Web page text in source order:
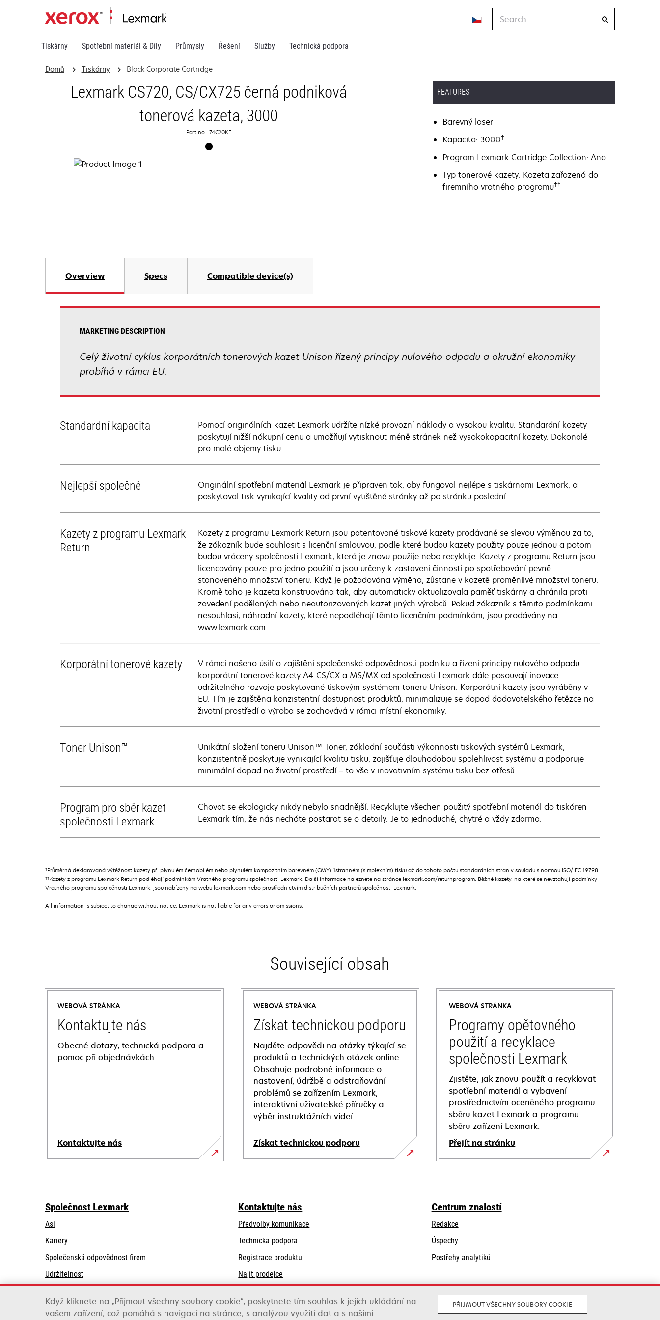
Tiskárny Spotřební materiál & Díly Průmysly Řešení Služby Technická podpora
Domů Tiskárny Black Corporate Cartridge
Lexmark CS720, CS/CX725 černá podniková
tonerová kazeta, 3000
Part no.: 74C20KE
FEATURES
Barevný laser
Kapacita: 3000†
Program Lexmark Cartridge Collection: Ano
Typ tonerové kazety: Kazeta zařazená do
firemního vratného programu††
Overview Specs Compatible device(s)
MARKETING DESCRIPTION
Celý životní cyklus korporátních tonerových kazet Unison řízený principy nulového odpadu a okružní ekonomiky
probíhá v rámci EU.
Standardní kapacita
Pomocí originálních kazet Lexmark udržíte nízké provozní náklady a vysokou kvalitu. Standardní kazety
poskytují nižší nákupní cenu a umožňují vytisknout méně stránek než vysokokapacitní kazety. Dokonalé
pro malé objemy tisku.
Nejlepší společně
Originální spotřební materiál Lexmark je připraven tak, aby fungoval nejlépe s tiskárnami Lexmark, a
poskytoval tisk vynikající kvality od první vytištěné stránky až po stránku poslední.
Kazety z programu Lexmark
Return
Kazety z programu Lexmark Return jsou patentované tiskové kazety prodávané se slevou výměnou za to,
že zákazník bude souhlasit s licenční smlouvou, podle které budou kazety použity pouze jednou a potom
budou vráceny společnosti Lexmark, která je znovu použije nebo recykluje. Kazety z programu Return jsou
licencovány pouze pro jedno použití a jsou určeny k zastavení činnosti po spotřebování pevně
stanoveného množství toneru. Když je požadována výměna, zůstane v kazetě proměnlivé množství toneru.
Kromě toho je kazeta konstruována tak, aby automaticky aktualizovala paměť tiskárny a chránila proti
zavedení padělaných nebo neautorizovaných kazet jiných výrobců. Pokud zákazník s těmito podmínkami
nesouhlasí, náhradní kazety, které nepodléhají těmto licenčním podmínkám, jsou prodávány na
www.lexmark.com.
Korporátní tonerové kazety
V rámci našeho úsilí o zajištění společenské odpovědnosti podniku a řízení principy nulového odpadu
korporátní tonerové kazety A4 CS/CX a MS/MX od společnosti Lexmark dále posouvají inovace
udržitelného rozvoje poskytované tiskovým systémem toneru Unison. Korporátní kazety jsou vyráběny v
EU. Tím je zajištěna konzistentní dostupnost produktů, minimalizuje se dopad dodavatelského řetězce na
životní prostředí a výroba se zachovává v rámci místní ekonomiky.
Toner Unison™
Unikátní složení toneru Unison™ Toner, základní součásti výkonnosti tiskových systémů Lexmark,
konzistentně poskytuje vynikající kvalitu tisku, zajišťuje dlouhodobou spolehlivost systému a podporuje
minimální dopad na životní prostředí – to vše v inovativním systému tisku bez otřesů.
Program pro sběr kazet
společnosti Lexmark
Chovat se ekologicky nikdy nebylo snadnější. Recyklujte všechen použitý spotřební materiál do tiskáren
Lexmark tím, že nás necháte postarat se o detaily. Je to jednoduché, chytré a vždy zdarma.
†Průměrná deklarovaná výtěžnost kazety při plynulém černobílém nebo plynulém kompozitním barevném (CMY) 1stranném (simplexním) tisku až do tohoto počtu standardních stran v souladu s normou ISO/IEC 19798.
††Kazety z programu Lexmark Return podléhají podmínkám Vratného programu společnosti Lexmark. Další informace naleznete na stránce lexmark.com/returnprogram. Běžné kazety, na které se nevztahují podmínky
Vratného programu společnosti Lexmark, jsou nabízeny na webu lexmark.com nebo prostřednictvím distribučních partnerů společnosti Lexmark.
All information is subject to change without notice. Lexmark is not liable for any errors or omissions.
Související obsah
WEBOVÁ STRÁNKA
Kontaktujte nás
Obecné dotazy, technická podpora a
pomoc při objednávkách.
Kontaktujte nás
WEBOVÁ STRÁNKA
Získat technickou podporu
Najděte odpovědi na otázky týkající se
produktů a technických otázek online.
Obsahuje podrobné informace o
nastavení, údržbě a odstraňování
problémů se zařízením Lexmark,
interaktivní uživatelské příručky a
výběr instruktážních videí.
Získat technickou podporu
opens
tab
WEBOVÁ STRÁNKA
Programy opětovného
použití a recyklace
společnosti Lexmark
Zjistěte, jak znovu použít a recyklovat
spotřební materiál a vybavení
prostřednictvím oceněného programu
sběru kazet Lexmark a programu
sběru zařízení Lexmark.
Přejít na stránku
Společnost Lexmark
Asi
Kariéry
Společenská odpovědnost firem
tab
Udržitelnost
Kontaktujte nás
Předvolby komunikace
Technická podpora
a
tab
Registrace produktu
Najít prodejce
Centrum znalostí
Redakce
Úspěchy
Postřehy analytiků
Když kliknete na „Přijmout všechny soubory cookie“, poskytnete tím souhlas k jejich ukládání na
vašem zařízení, což pomáhá s navigací na stránce, s analýzou využití dat a s našimi
PŘIJMOUT VŠECHNY SOUBORY COOKIE